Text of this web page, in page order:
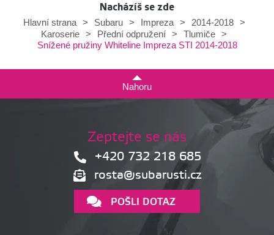
Nacházíš se zde
Hlavní strana
> Subaru > Impreza > 2014-2018
>
Karoserie > Přední odpružení > Tlumiče >
Snížené pružiny Whiteline Impreza STI 2014-2018
Nahoru
Zeptejte se nás
+420 732 218 685
rosta@subarusti.cz
POŠLI DOTAZ